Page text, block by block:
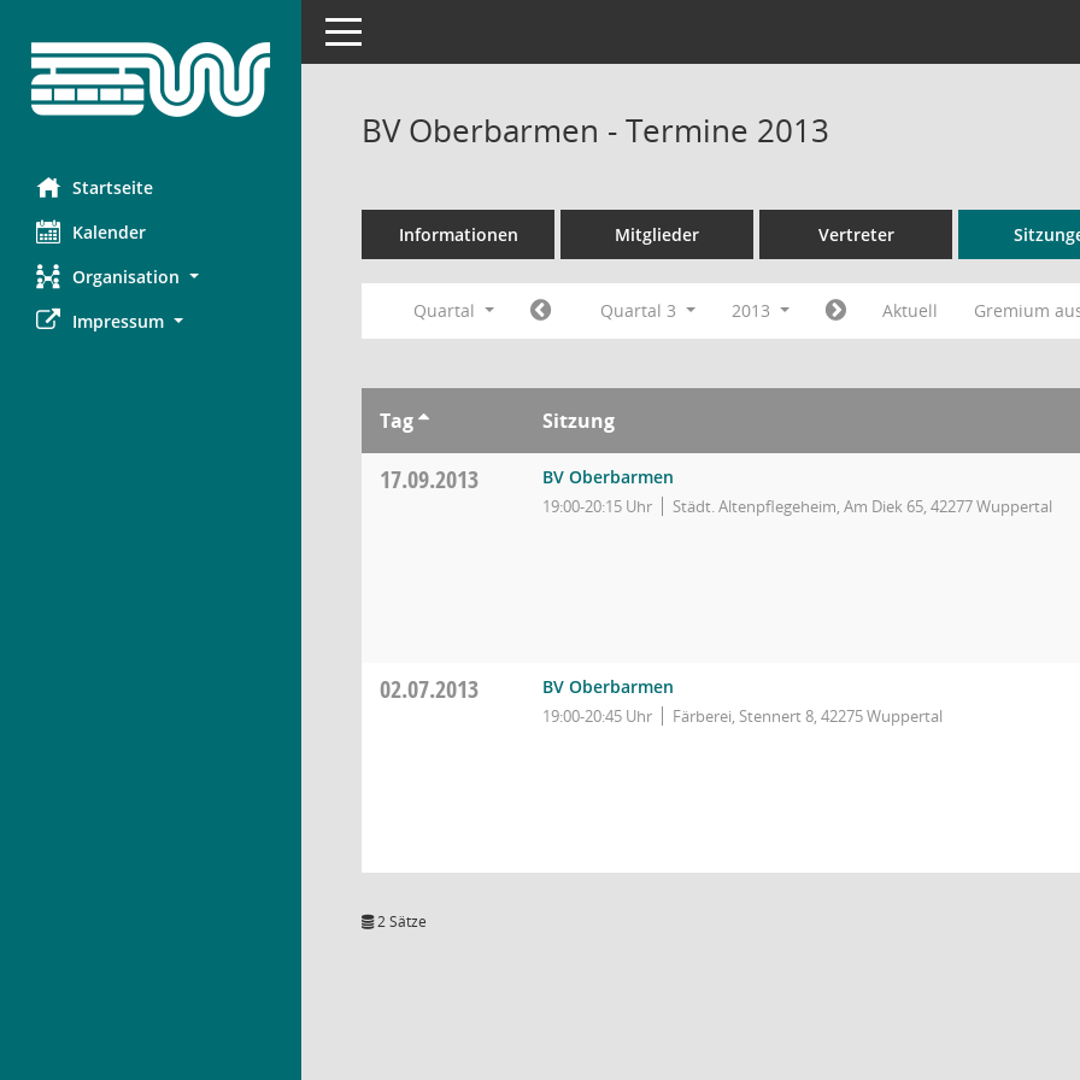
Startseite
Kalender
Organisation
Impressum
Toggle navigation
BV Oberbarmen - Termine 2013
Informationen Mitglieder Vertreter
Quartal Quartal 3 2013 Aktuell Gremium
Tag Sitzung
17.09.2013 BV Oberbarmen
19:00-20:15 Uhr Städt. Altenpflegeheim, Am Diek 65, 42277 Wuppertal
02.07.2013 BV Oberbarmen
19:00-20:45 Uhr Färberei, Stennert 8, 42275 Wuppertal
2 Sätze